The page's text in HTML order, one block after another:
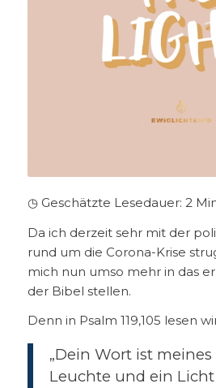
◷ Geschätzte Lesedauer: 2
Da ich derzeit sehr mit der
rund um die Corona-Krise
mich nun umso mehr in das
der Bibel stellen.
Denn in Psalm 119,105 lesen
„Dein Wort ist meines
Leuchte und ein